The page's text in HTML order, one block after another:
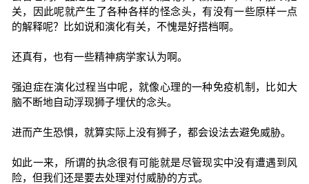
关，因此呢就产生了各种各样的怪念头，有没有一些原样一点
的解释呢？比如说和演化有关，不愧是好搭档啊。
还真有，也有一些精神病学家认为啊。
强迫症在演化过程当中呢，就像心理的一种免疫机制，比如大
脑不断地自动浮现狮子埋伏的念头。
进而产生恐惧，就算实际上没有狮子，都会设法去避免威胁。
如此一来，所谓的执念很有可能就是尽管现实中没有遭遇到风
险，但我们还是要去处理对付威胁的方式。